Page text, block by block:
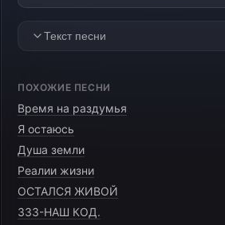
Текст песни
Разбей асфальт своими ногами,
Твой дух парит над всеми горами.
Взлетай наверх сквозь дым и
ПОХОЖИЕ ПЕСНИ
Время на раздумья
Я остаюсь
Душа земли
Реалии жизни
ОСТАЛСЯ ЖИВОЙ
333-НАШ КОД.